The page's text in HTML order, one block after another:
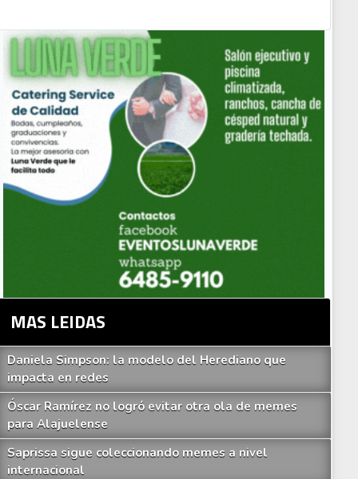
MAS LEIDAS
Daniela Simpson: la modelo del Herediano que
impacta en redes
Óscar Ramírez no logró evitar otra ola de memes
para Alajuelense
Saprissa sigue coleccionando memes a nivel
internacional
los árbitros para la jornada 9 del Apertura